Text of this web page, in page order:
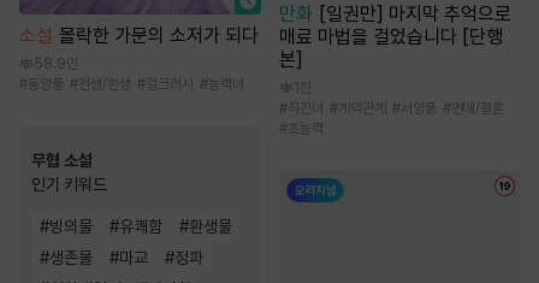
소설 몰락한 가문의 소저가 되다
58.9만
#동양풍 #전생/환생 #걸크러시 #능력녀
무협 소설
인기 키워드
#빙의물 #유쾌함 #환생물
#생존물 #마교 #정파
만화 [일권만] 마지막 추억으로
매료 마법을 걸었습니다 [단행
본]
1천
#직진녀 #계약관계 #서양풍 #연애/결혼
#초능력